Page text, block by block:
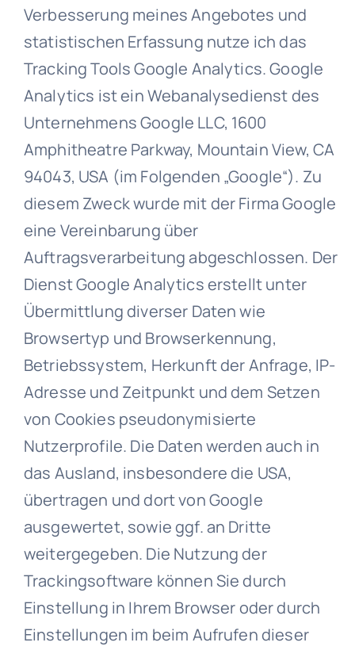
Verbesserung meines Angebotes und
statistischen Erfassung nutze ich das
Tracking Tools Google Analytics. Google
Analytics ist ein Webanalysedienst des
Unternehmens Google LLC, 1600
Amphitheatre Parkway, Mountain View, CA
94043, USA (im Folgenden „Google“). Zu
diesem Zweck wurde mit der Firma Google
eine Vereinbarung über
Auftragsverarbeitung abgeschlossen. Der
Dienst Google Analytics erstellt unter
Übermittlung diverser Daten wie
Browsertyp und Browserkennung,
Betriebssystem, Herkunft der Anfrage, IP-
Adresse und Zeitpunkt und dem Setzen
von Cookies pseudonymisierte
Nutzerprofile. Die Daten werden auch in
das Ausland, insbesondere die USA,
übertragen und dort von Google
ausgewertet, sowie ggf. an Dritte
weitergegeben. Die Nutzung der
Trackingsoftware können Sie durch
Einstellung in Ihrem Browser oder durch
Einstellungen im beim Aufrufen dieser